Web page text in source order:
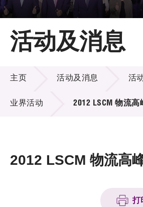
主页
关于LSCM
技术商品化
项目及资助计划
活动及消息
活动及消息
活动及消息
主页 活动及消息 活
业界活动 2012 LSCM 物流高
2012 LSCM 物流高
打